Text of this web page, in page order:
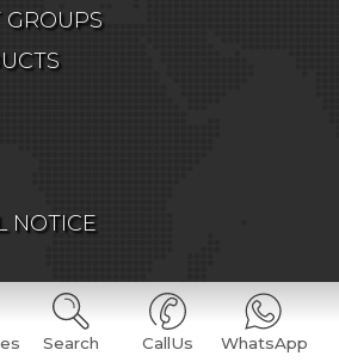
Search CallUs WhatsApp
GROUPS
NOTICE